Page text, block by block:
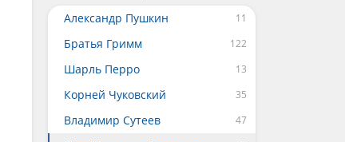
Александр Пушкин
Братья Гримм
Шарль Перро
Корней Чуковский
Владимир Сутеев